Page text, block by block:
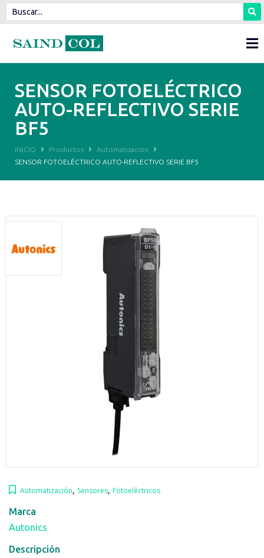
SENSOR FOTOELÉCTRICO
AUTO-REFLECTIVO SERIE
BF5
INICIO Productos
Automatización
SENSOR FOTOELÉCTRICO AUTO-REFLECTIVO SERIE BF5
Automatización, Sensores, Fotoeléctricos
Marca
Autonics
Descripción